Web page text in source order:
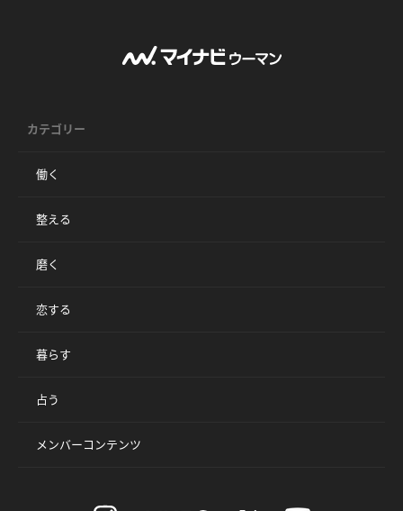
カテゴリー
働く
整える
磨く
恋する
暮らす
占う
メンバーコンテンツ